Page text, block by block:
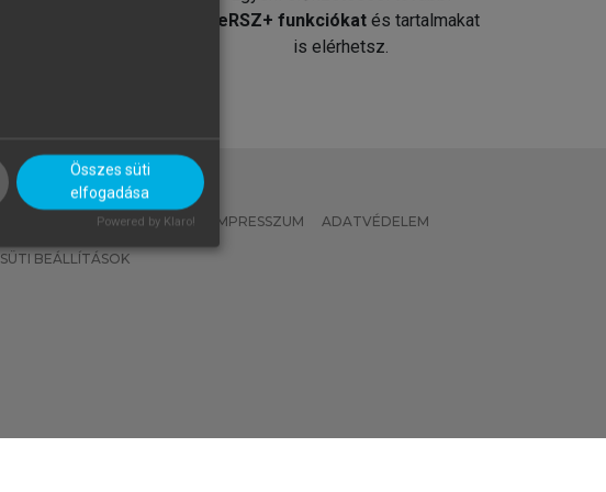
MeRSZ+ funkciókat és tartalmakat
is elérhetsz.
MI – ÁLTALÁNOS IRÁNYELVEK IMPRESSZUM ADATVÉDELEM
SÜTI BEÁLLÍTÁSOK
Összes süti
elfogadása
Powered by Klaro!